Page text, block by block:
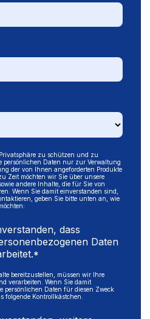
zu schützen und zu
persönlichen Daten nur zur Verwaltung
der von Ihnen angeforderten Produkte
Zeit möchten wir Sie über unsere
andere Inhalte, die für Sie von
Wenn Sie damit einverstanden sind,
geben Sie bitte unten an, wie
dass
Daten
*
bereitzustellen, müssen wir Ihre
verarbeiten. Wenn Sie damit
persönlichen Daten für diesen Zweck
folgende Kontrollkästchen.